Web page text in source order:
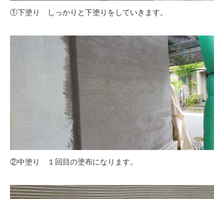
①下塗り しっかりと下塗りをしていきます。
②中塗り １回目の塗布になります。